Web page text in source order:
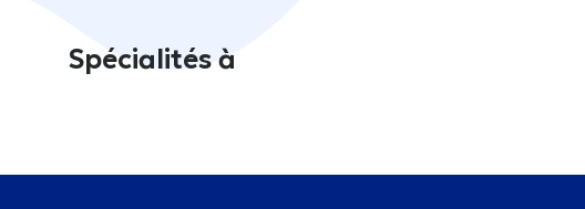
Spécialités à